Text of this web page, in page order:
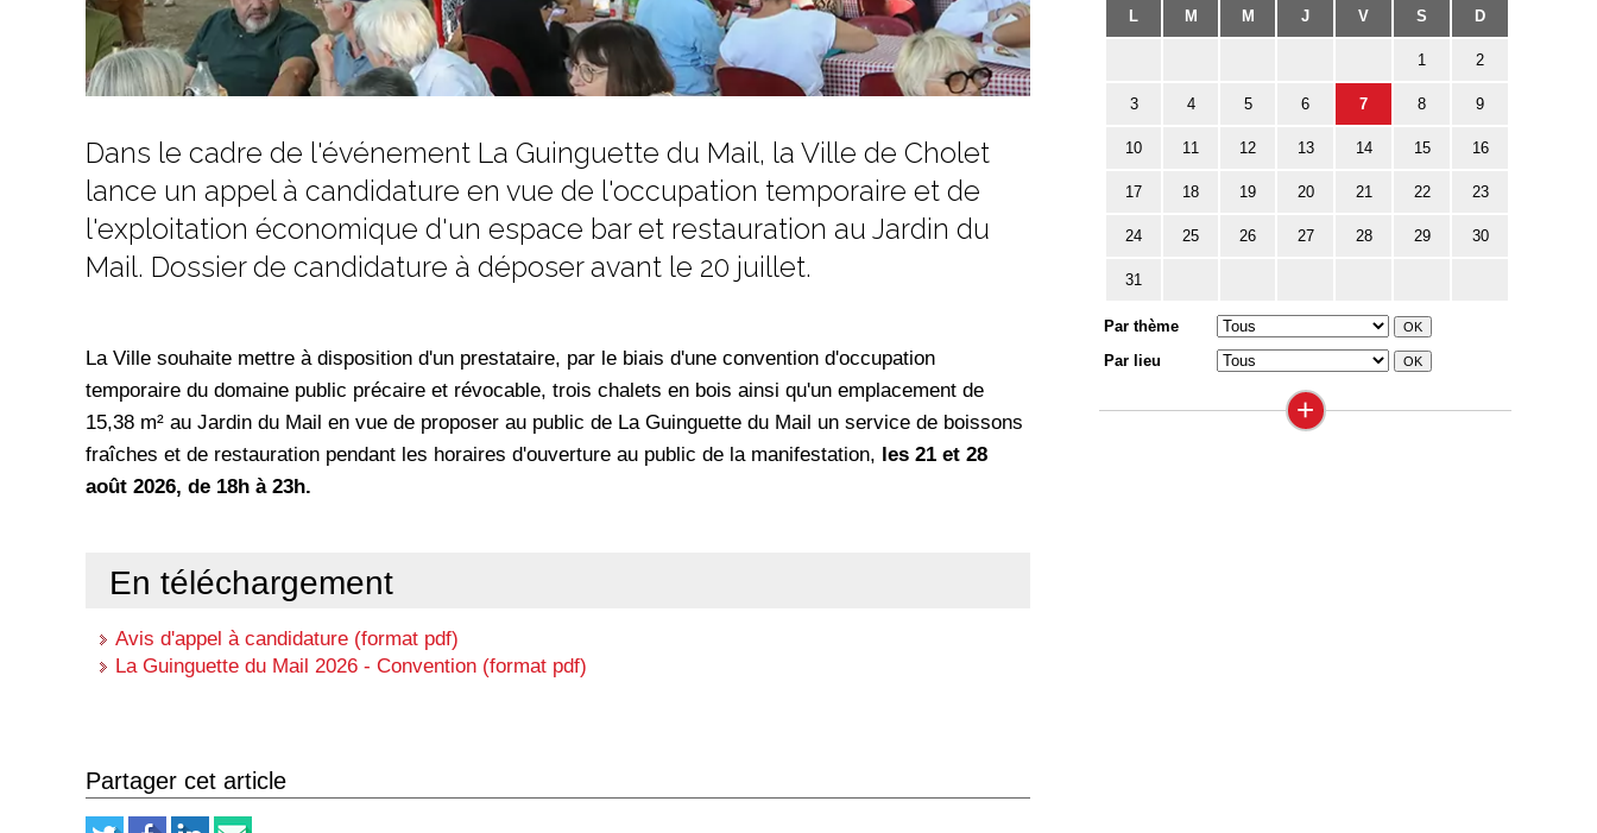
Dans le cadre de l'événement La Guinguette du Mail, la Ville de Cholet
lance un appel à candidature en vue de l'occupation temporaire et de
l'exploitation économique d'un espace bar et restauration au Jardin du
Mail. Dossier de candidature à déposer avant le 20 juillet.
La Ville souhaite mettre à disposition d'un prestataire, par le biais d'une convention d'occupation
temporaire du domaine public précaire et révocable, trois chalets en bois ainsi qu'un emplacement de
15,38 m² au Jardin du Mail en vue de proposer au public de La Guinguette du Mail un service de boissons
fraîches et de restauration pendant les horaires d'ouverture au public de la manifestation, les 21 et 28
août 2026, de 18h à 23h.
En téléchargement
Avis d'appel à candidature (format pdf)
La Guinguette du Mail 2026 - Convention (format pdf)
Partager cet article
L M M J V S D
1 2
3 4 5 6 7 8 9
10 11 12 13 14 15 16
17 18 19 20 21 22 23
24 25 26 27 28 29 30
31
Par thème
Par lieu
+